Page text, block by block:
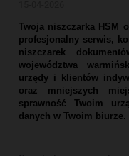
Twoja niszczarka HSM
profesjonalny serwis,
niszczarek
województwa
urzędy i klientów
oraz mniejszych
sprawność Twoim
danych w Twoim biurze.